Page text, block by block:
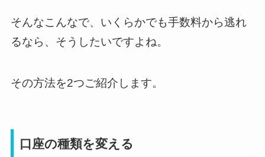
そんなこんなで、いくらかでも手数料から逃れ
るなら、そうしたいですよね。
その方法を2つご紹介します。
口座の種類を変える